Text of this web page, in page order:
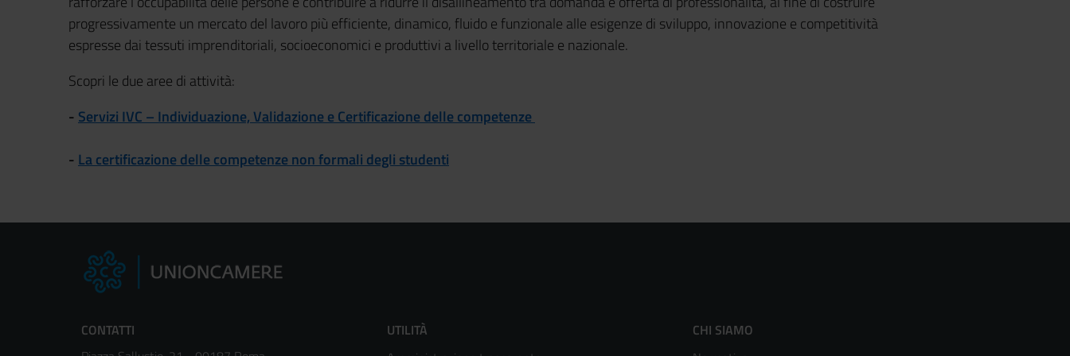
progressivamente un mercato del lavoro più efficiente, dinamico, fluido e funzionale alle esigenze di sviluppo, innovazione e competitività
espresse dai tessuti imprenditoriali, socioeconomici e produttivi a livello territoriale e nazionale.
Scopri le due aree di attività:
- Servizi IVC – Individuazione, Validazione e Certificazione delle competenze
- La certificazione delle competenze non formali degli studenti
CONTATTI
Footer
UTILITÀ
Footer
CHI SIAMO